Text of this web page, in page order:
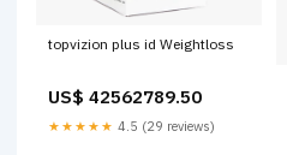
topvizion plus id Weightloss
US$ 42562789.50
★★★★★ 4.5 (29 reviews)